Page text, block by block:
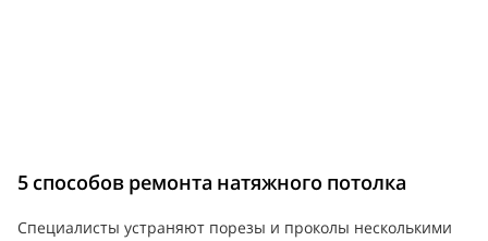
5 способов ремонта натяжного потолка
Специалисты устраняют порезы и проколы несколькими